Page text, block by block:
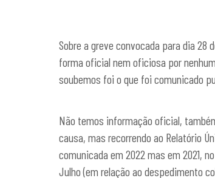
Sobre a greve convocada para dia
forma oficial nem oficiosa por
soubemos foi o que foi comunicado
Não temos informação oficial,
causa, mas recorrendo ao Relatório
comunicada em 2022 mas em 2021,
Julho (em relação ao despedimento